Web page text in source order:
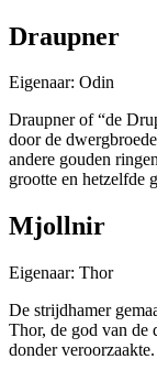
Draupner
Eigenaar: Odin
Draupner of “de
door de
andere gouden
grootte en hetzelfde
Mjollnir
Eigenaar: Thor
De strijdhamer
Thor, de god van de
donder veroorzaakte.